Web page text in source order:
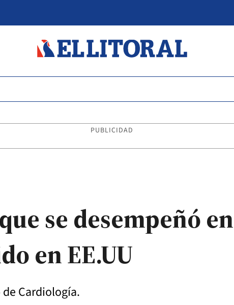
PUBLICIDAD
se desempeñó
en EE.UU
Cardiología.